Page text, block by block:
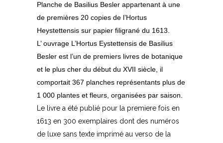
Planche de Basilius Besler appartenant à une
de premières 20 copies de l’Hortus
Heystettensis sur papier filigrané du 1613.
L’ ouvrage L’Hortus Eystettensis de Basilius
Besler est l’un de premiers livres de botanique
et le plus cher du début du XVII siècle, il
comportait 367 planches représentants plus de
1 000 plantes et fleurs, organisées par saison.
Le livre a été publié pour la premiere fois en
1613 en 300 exemplaires dont des numéros
de luxe sans texte imprimé au verso de la